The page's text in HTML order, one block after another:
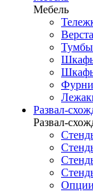
Мебель
Тумбы
Шкафы
Развал-
Развал-
Опции